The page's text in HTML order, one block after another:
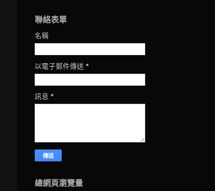
聯絡表單
名稱
以電子郵件傳送 *
訊息 *
總網頁瀏覽量